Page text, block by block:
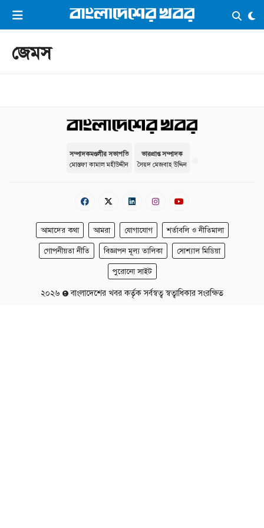
ভিডিও ই-পেপার লগইন ×
জেমস
সম্পাদকমণ্ডলীর সভাপতি
মোস্তফা কামাল মহীউদ্দীন
ভারপ্রাপ্ত সম্পাদক
সৈয়দ মেজবাহ উদ্দিন
আমাদের কথা আমরা যোগাযোগ শর্তাবলি ও নীতিমালা
গোপনীয়তা নীতি বিজ্ঞাপন মূল্য তালিকা সোশ্যাল মিডিয়া
পুরোনো সাইট
২০২৬ বাংলাদেশের খবর কর্তৃক সর্বস্বত্ব স্বত্বাধিকার সংরক্ষিত